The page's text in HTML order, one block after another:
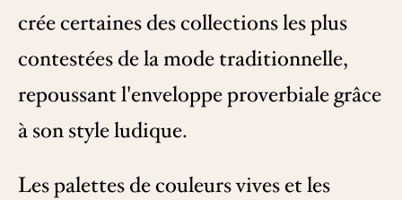
crée certaines des collections les plus
contestées de la mode traditionnelle,
repoussant l'enveloppe proverbiale grâce
à son style ludique.
Les palettes de couleurs vives et les